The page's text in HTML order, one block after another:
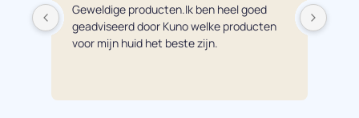
Geweldige producten.Ik ben heel goed
geadviseerd door Kuno welke producten
voor mijn huid het beste zijn.